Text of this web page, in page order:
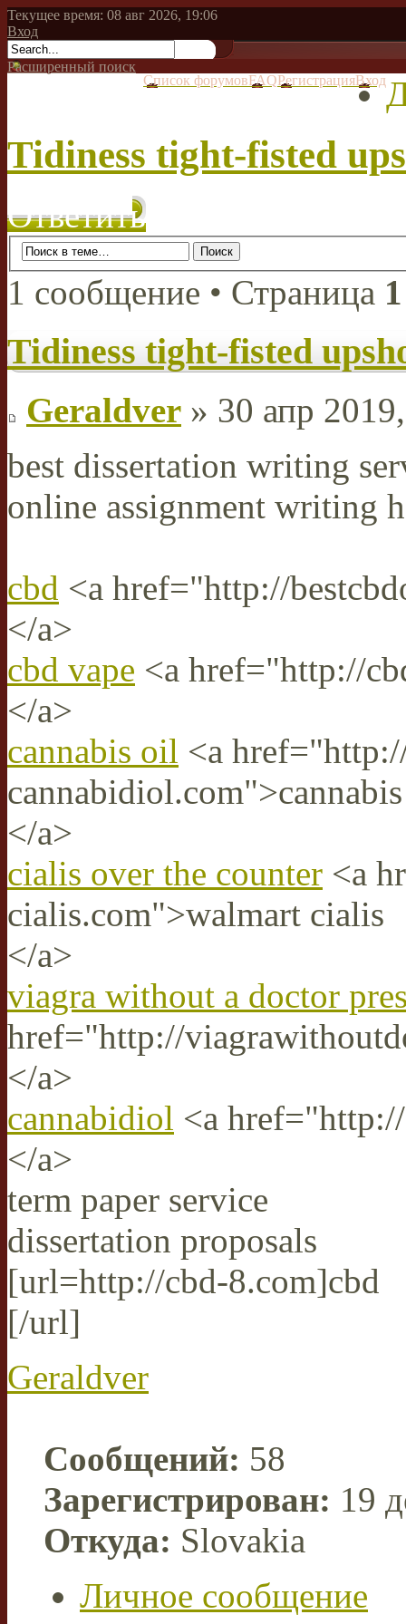
Текущее время: 08 авг 2026, 19:06
Вход
Расширенный поиск
Список форумовFAQРегистрацияВход
Tidiness tight-fisted
Ответить
1 сообщение • Страница 1
Tidiness tight-fisted
Geraldver » 30 апр
best dissertation writing
online assignment writing
cbd <a href="http://
</a>
cbd vape <a href="http://
</a>
cannabis oil <a
</a>
cialis over the counter <a
cialis.com">walmart cialis
</a>
viagra without a doctor
href="http://
</a>
cannabidiol <a
</a>
term paper service
dissertation proposals
[url=http://cbd-8.com]cbd
[/url]
Geraldver
Сообщений: 58
Зарегистрирован: 19
Откуда: Slovakia
Личное сообщение